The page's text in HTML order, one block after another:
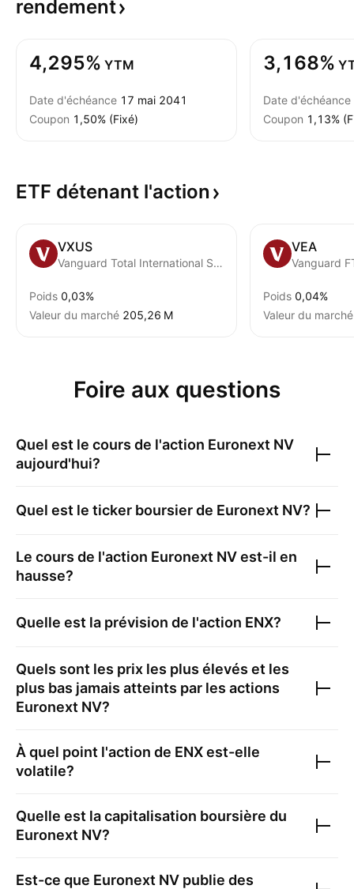
rendement
4,295% YTM
Date d'échéance 17 mai 2041
Coupon 1,50% (Fixé)
3,168%
Date d'échéance
Coupon 1,13%
ETF détenant l'action
VXUS
Vanguard Total International Stock ETF
Poids 0,03%
Valeur du marché ‪205,26 M‬
VEA
Poids 0,04%
Valeur du marché
Foire aux questions
Quel est le cours de l'action Euronext NV
aujourd'hui?
Quel est le ticker boursier de Euronext NV?
Le cours de l'action Euronext NVest-il en
hausse?
Quelle est la prévision de l'action ENX?
Quels sont les prix les plus élevés et les
plus bas jamais atteints par les actions
Euronext NV?
À quel point l'action de ENXest-elle
volatile?
Quelle est la capitalisation boursière du
Euronext NV?
Est-ce que Euronext NV publie des